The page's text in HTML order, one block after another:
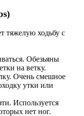
тяжелую ходьбу с
Обезьяны
на ветку.
Очень смешное
утки или
Используется
нет ног.